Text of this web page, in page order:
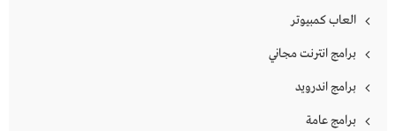
العاب كمبيوتر
برامج انترنت مجاني
برامج اندرويد
برامج عامة